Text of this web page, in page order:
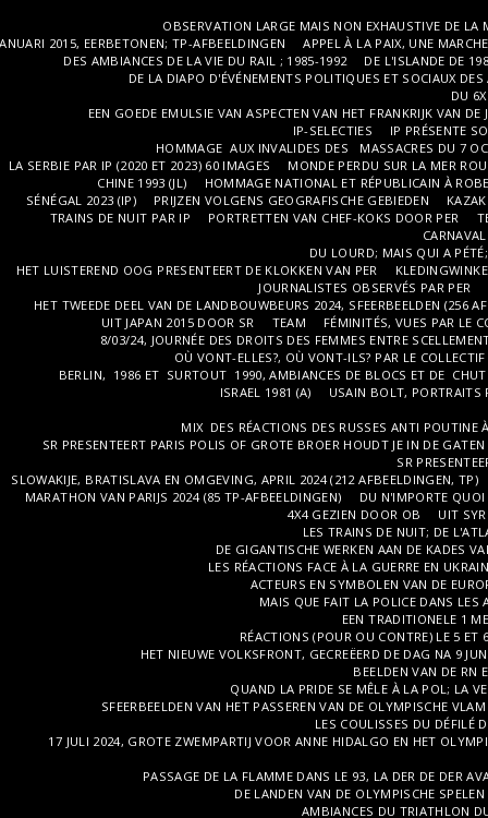
OBSERVATION LARGE MAIS NON EXHAUSTIVE DE
2015, EERBETONEN; TP-AFBEELDINGEN
APPEL À LA PAIX, UNE
DES AMBIANCES DE LA VIE DU RAIL ; 1985-1992
DE L'ISLANDE DE
DE LA DIAPO D'ÉVÉNEMENTS POLITIQUES ET SOCIAUX
DU
EEN GOEDE EMULSIE VAN ASPECTEN VAN HET FRANKRIJK VAN
IP-SELECTIES
IP PRÉSENTE
HOMMAGE AUX INVALIDES DES MASSACRES DU 7
LA SERBIE PAR IP (2020 ET 2023) 60 IMAGES
MONDE PERDU SUR LA MER
CHINE 1993 (JL)
HOMMAGE NATIONAL ET RÉPUBLICAIN À
SÉNÉGAL 2023 (IP)
PRIJZEN VOLGENS GEOGRAFISCHE GEBIEDEN
TRAINS DE NUIT PAR IP
PORTRETTEN VAN CHEF-KOKS DOOR PER
DU LOURD; MAIS QUI A
HET LUISTEREND OOG PRESENTEERT DE KLOKKEN VAN PER
JOURNALISTES OBSERVÉS PAR PER
HET TWEEDE DEEL VAN DE LANDBOUWBEURS 2024, SFEERBEELDEN (256
UIT JAPAN 2015 DOOR SR
TEAM
FÉMINITÉS, VUES PAR LE
8/03/24, JOURNÉE DES DROITS DES FEMMES ENTRE
OÙ VONT-ELLES?, OÙ VONT-ILS? PAR LE
BERLIN, 1986 ET SURTOUT 1990, AMBIANCES DE BLOCS ET DE
ISRAEL 1981 (A)
USAIN BOLT, PORTRAITS
MIX DES RÉACTIONS DES RUSSES ANTI
SR PRESENTEERT PARIS POLIS OF GROTE BROER HOUDT JE IN DE
SR
SLOWAKIJE, BRATISLAVA EN OMGEVING, APRIL 2024 (212 AFBEELDINGEN, TP)
MARATHON VAN PARIJS 2024 (85 TP-AFBEELDINGEN)
DU N'IMPORTE QUOI
4X4 GEZIEN DOOR OB
UIT
LES TRAINS DE NUIT; DE
DE GIGANTISCHE WERKEN AAN DE KADES
LES RÉACTIONS FACE À LA GUERRE EN
ACTEURS EN SYMBOLEN VAN DE
MAIS QUE FAIT LA POLICE DANS
EEN TRADITIONELE 1
RÉACTIONS (POUR OU CONTRE) LE 5
HET NIEUWE VOLKSFRONT, GECREËERD DE DAG NA 9
BEELDEN VAN DE RN
QUAND LA PRIDE SE MÊLE À LA POL; LA
SFEERBEELDEN VAN HET PASSEREN VAN DE OLYMPISCHE
LES COULISSES DU DÉFILÉ
17 JULI 2024, GROTE ZWEMPARTIJ VOOR ANNE HIDALGO EN HET
PASSAGE DE LA FLAMME DANS LE 93, LA DER DE DER
DE LANDEN VAN DE OLYMPISCHE
AMBIANCES DU TRIATHLON